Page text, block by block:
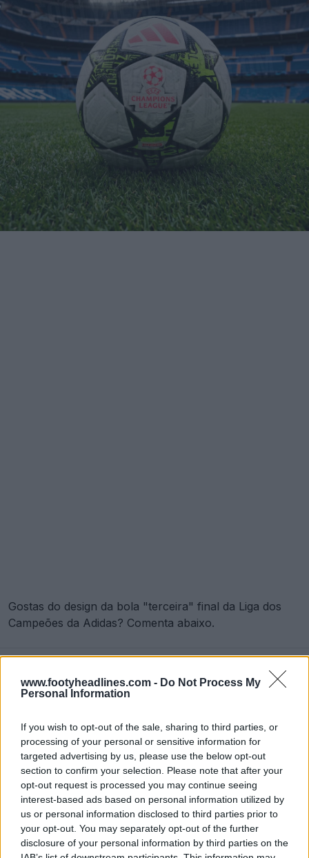
www.footyheadlines.com - Do Not Process My
Personal Information
If you wish to opt-out of the sale, sharing to third parties, or
processing of your personal or sensitive information for
targeted advertising by us, please use the below opt-out
section to confirm your selection. Please note that after your
opt-out request is processed you may continue seeing
interest-based ads based on personal information utilized by
us or personal information disclosed to third parties prior to
your opt-out. You may separately opt-out of the further
disclosure of your personal information by third parties on the
Gostas do design da bola "terceira" final da Liga dos
Campeões da Adidas? Comenta abaixo.
Compartilhar